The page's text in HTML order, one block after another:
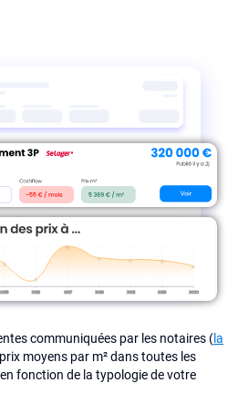
communiquées par les notaires (la
moyens par m² dans toutes les
fonction de la typologie de votre